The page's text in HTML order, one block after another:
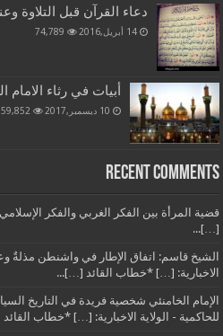
دعاء القرآن قبل التلاوة
14 أبريل,2016 74,789
أبيات في رثاء الامام
10 ديسمبر,2017 59,852
Recent Comments
قضية المرأة بين الفكر الغربي والفكر
[…]...
الشيخ قاسم: اتفاق الإطار في واشنطن مذلةٌ
الاخبارية: […] *خطاب القائد […]...
الإمام الخامنئي شخصية فريدة في التاريخ
للحاكمية - الولاية الاخبارية: […] *خطاب